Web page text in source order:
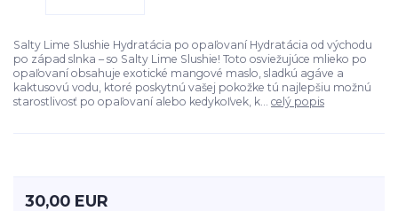
Salty Lime Slushie Hydratácia po opaľovaní Hydratácia od východu
po západ slnka – so Salty Lime Slushie! Toto osviežujúce mlieko po
opaľovaní obsahuje exotické mangové maslo, sladkú agáve a
kaktusovú vodu, ktoré poskytnú vašej pokožke tú najlepšiu možnú
starostlivosť po opaľovaní alebo kedykoľvek, k... celý popis
30,00 EUR